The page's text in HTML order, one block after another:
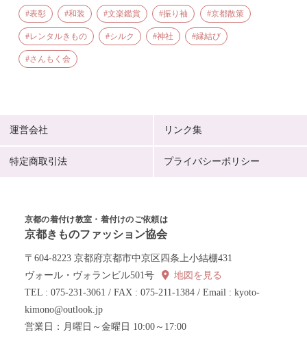
表彰 和装 文楽鑑賞 振り袖 京都散策
レンタルきもの シルク 神社 縁結び
さんもく会
運営会社 リンク集
特定商取引法 プライバシーポリシー
京都の着付け教室・着付けのご依頼は
京都きものファッション協会
〒604-8223 京都府京都市中京区四条上小結棚431
ヴォール・ヴォランビル501号
地図を見る
TEL : 075-231-3061 / FAX : 075-211-1384 / Email : kyoto-
kimono@outlook.jp
営業日：月曜日～金曜日 10:00～17:00